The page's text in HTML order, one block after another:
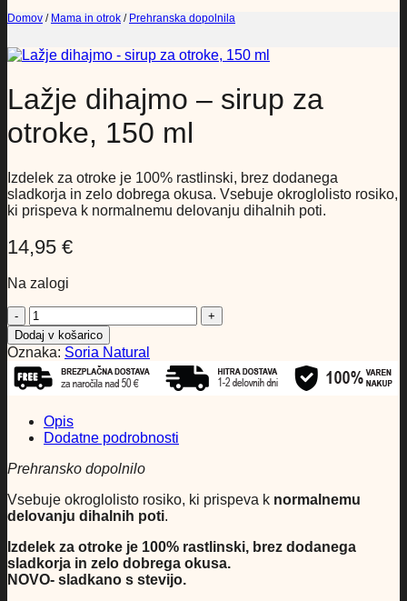
Domov / Mama in otrok / Prehranska dopolnila
Lažje dihajmo – sirup za
otroke, 150 ml
Izdelek za otroke je 100% rastlinski, brez dodanega
sladkorja in zelo dobrega okusa. Vsebuje okroglolisto rosiko,
ki prispeva k normalnemu delovanju dihalnih poti.
14,95 €
Na zalogi
Lažje
dihajmo
-
sirup
za
otroke,
ml
količina
Dodaj v košarico
Oznaka: Soria Natural
Opis
Dodatne podrobnosti
Prehransko dopolnilo
Vsebuje okroglolisto rosiko, ki prispeva k normalnemu
delovanju dihalnih poti.
Izdelek za otroke je 100% rastlinski, brez dodanega
sladkorja in zelo dobrega okusa.
NOVO- sladkano s stevijo.